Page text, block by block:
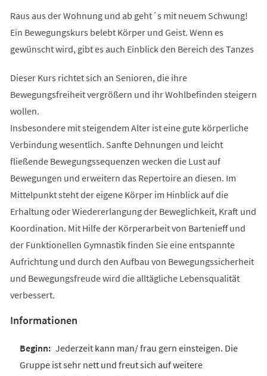
Raus aus der Wohnung und ab geht´s mit neuem Schwung!
Ein Bewegungskurs belebt Körper und Geist. Wenn es
gewünscht wird, gibt es auch Einblick den Bereich des Tanzes
Dieser Kurs richtet sich an Senioren, die ihre
Bewegungsfreiheit vergrößern und ihr Wohlbefinden steigern
wollen.
Insbesondere mit steigendem Alter ist eine gute körperliche
Verbindung wesentlich. Sanfte Dehnungen und leicht
fließende Bewegungssequenzen wecken die Lust auf
Bewegungen und erweitern das Repertoire an diesen. Im
Mittelpunkt steht der eigene Körper im Hinblick auf die
Erhaltung oder Wiedererlangung der Beweglichkeit, Kraft und
Koordination. Mit Hilfe der Körperarbeit von Bartenieff und
der Funktionellen Gymnastik finden Sie eine entspannte
Aufrichtung und durch den Aufbau von Bewegungssicherheit
und Bewegungsfreude wird die alltägliche Lebensqualität
verbessert.
Informationen
Jederzeit kann man/ frau gern einsteigen. Die
Gruppe ist sehr nett und freut sich auf weitere